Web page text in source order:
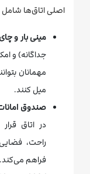
اصلی اتاق‌ها شامل
مینی بار و
جداگانه) و
مهمانان
میل کنند.
صندوق
در اتاق
راحت،
فراهم می‌کند.